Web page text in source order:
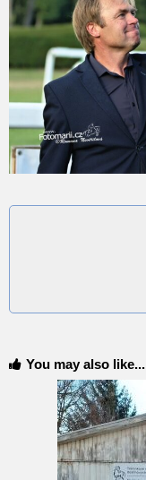
You may also like...